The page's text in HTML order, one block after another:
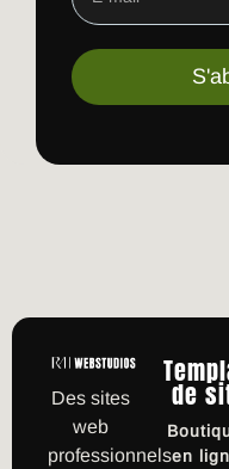
Des sites
web
professionnels
de
en